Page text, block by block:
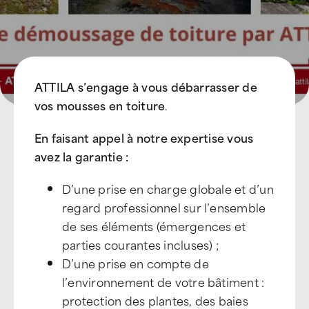
ATTILA s’engage à vous débarrasser de
vos mousses en toiture.
En faisant appel à notre expertise vous
avez la garantie :
D’une prise en charge globale et d’un
regard professionnel sur l’ensemble
de ses éléments (émergences et
parties courantes incluses) ;
D’une prise en compte de
l’environnement de votre bâtiment :
protection des plantes, des baies